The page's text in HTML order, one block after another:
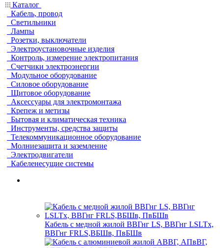
Каталог
Кабель, провод
Светильники
Лампы
Розетки, выключатели
Электроустановочные изделия
Контроль, измерение электропитания
Счетчики электроэнергии
Модульное оборудование
Силовое оборудование
Щитовое оборудование
Аксессуары для электромонтажа
Крепеж и метизы
Бытовая и климатическая техника
Инструменты, средства защиты
Телекоммуникационное оборудование
Молниезащита и заземление
Электродвигатели
Кабеленесущие системы
Кабель с медной жилой ВВГнг LS, ВВГнг LSLTx,
ВВГнг FRLS,ВБШв, ПвБШв